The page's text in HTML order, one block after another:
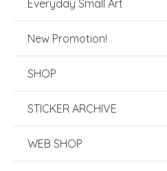
Everyday Small Art
New Promotion!
SHOP
STICKER ARCHIVE
WEB SHOP